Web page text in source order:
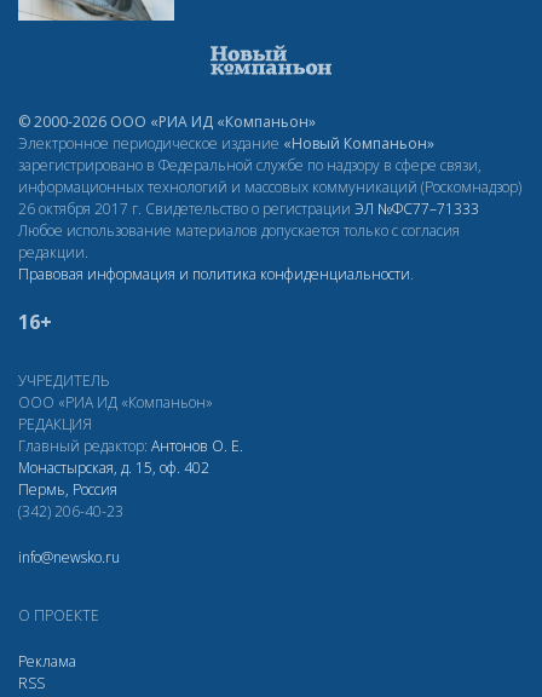
© 2000-2026 ООО «РИА ИД «Компаньон»
Электронное периодическое издание «Новый Компаньон»
зарегистрировано в Федеральной службе по надзору в сфере связи,
информационных технологий и массовых коммуникаций (Роскомнадзор)
26 октября 2017 г. Свидетельство о регистрации ЭЛ №ФС77–71333
Любое использование материалов допускается только с согласия
редакции.
Правовая информация и политика конфиденциальности.
16+
УЧРЕДИТЕЛЬ
ООО «РИА ИД «Компаньон»
РЕДАКЦИЯ
Главный редактор: Антонов О. Е.
Монастырская, д. 15, оф. 402
Пермь, Россия
(342) 206-40-23
info@newsko.ru
О ПРОЕКТЕ
Реклама
RSS